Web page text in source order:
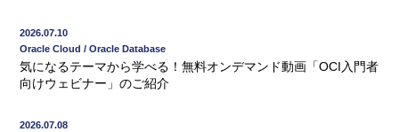
2026.07.10
Oracle Cloud / Oracle Database
気になるテーマから学べる！無料オンデマンド動画「OCI入門者
向けウェビナー」のご紹介
2026.07.08